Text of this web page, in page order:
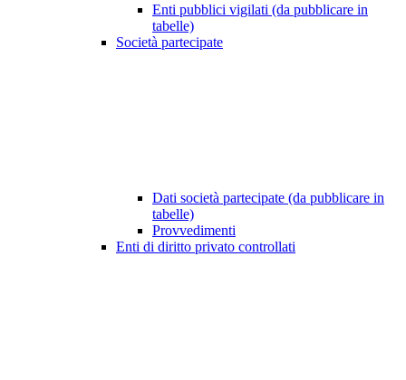
Enti pubblici vigilati (da pubblicare in
tabelle)
Società partecipate
Dati società partecipate (da pubblicare in
tabelle)
Provvedimenti
Enti di diritto privato controllati